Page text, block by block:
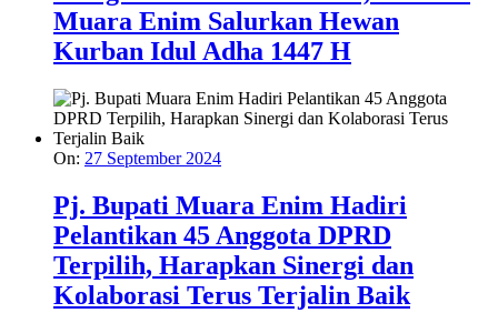
Muara Enim Salurkan Hewan
Kurban Idul Adha 1447 H
On: 27 September 2024
Pj. Bupati Muara Enim Hadiri
Pelantikan 45 Anggota DPRD
Terpilih, Harapkan Sinergi dan
Kolaborasi Terus Terjalin Baik